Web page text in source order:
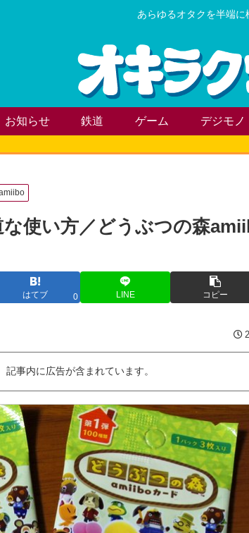
あらゆるオタクを半端に
お知らせ 鉄道 ゲーム デジモノ
使い方／どうぶつの森
はてブ 0 LINE コピー
記事内に広告が含まれています。